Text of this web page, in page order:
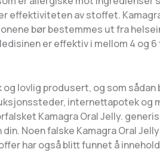
av stoffet.
bør bestemmes ut fra
er effektiv i mellom 4
lovlig produsert, og som
internettapotek og
Kamagra Oral Jelly.
Noen falske Kamagra Oral
har også blitt funnet å